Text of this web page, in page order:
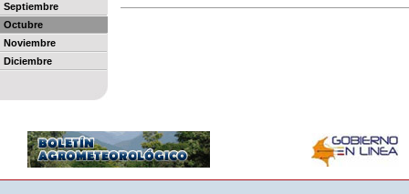
Septiembre
Octubre
Noviembre
Diciembre